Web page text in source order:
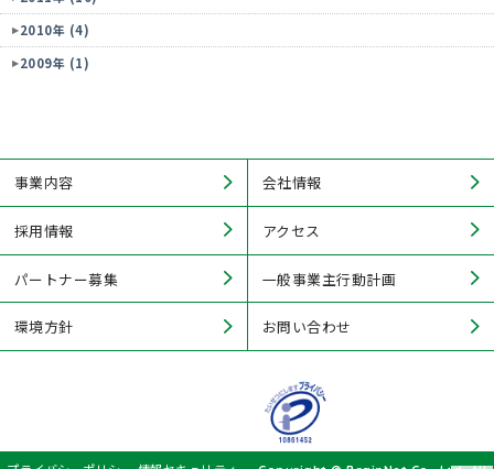
2010年 (4)
2009年 (1)
事業内容 会社情報
採用情報 アクセス
パートナー募集 一般事業主行動計画
環境方針 お問い合わせ